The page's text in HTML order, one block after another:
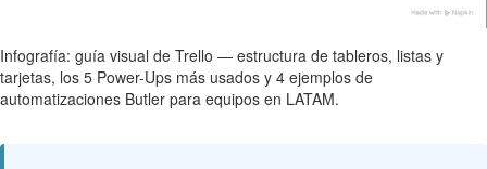
Infografía: guía visual de Trello — estructura de tableros, listas y
tarjetas, los 5 Power-Ups más usados y 4 ejemplos de
automatizaciones Butler para equipos en LATAM.